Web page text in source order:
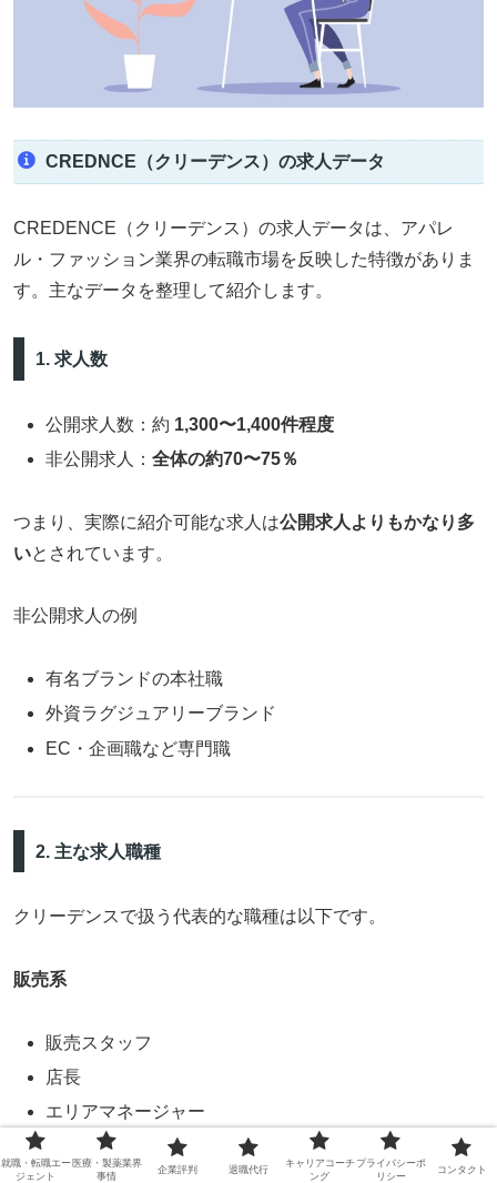
CREDNCE（クリーデンス）の求人データ
CREDENCE（クリーデンス）の求人データは、アパレ
ル・ファッション業界の転職市場を反映した特徴がありま
す。主なデータを整理して紹介します。
1. 求人数
公開求人数：約 1,300〜1,400件程度
非公開求人：全体の約70〜75％
つまり、実際に紹介可能な求人は公開求人よりもかなり多
いとされています。
非公開求人の例
有名ブランドの本社職
外資ラグジュアリーブランド
EC・企画職など専門職
2. 主な求人職種
クリーデンスで扱う代表的な職種は以下です。
販売系
販売スタッフ
店長
エリアマネージャー
本社系
就職・転職エー
ジェント
医療・製薬業界
事情
企業評判 退職代行
キャリアコーチ
ング
プライバシーポ
リシー
コンタクト